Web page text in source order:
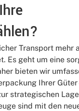
Transport mehr
Es geht um eine
bieten wir
Ihrer Güter
strategischen
sind mit den